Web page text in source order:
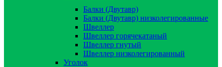
Балки (Двутавр)
Балки (Двутавр) низколегированные
Швеллер
Швеллер горячекатаный
Швеллер гнутый
Швеллер низколегированный
Уголок